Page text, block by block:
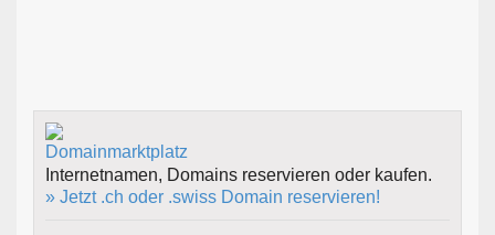
Internetnamen, Domains reservieren oder kaufen.
» Jetzt .ch oder .swiss Domain reservieren!